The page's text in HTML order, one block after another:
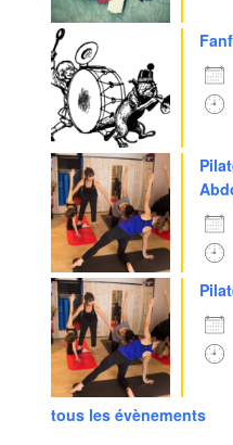
tous les évènements